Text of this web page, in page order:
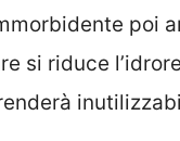
poi
si riduce